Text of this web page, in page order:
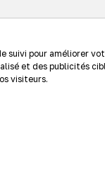
suivi pour améliorer
et des publicités
visiteurs.